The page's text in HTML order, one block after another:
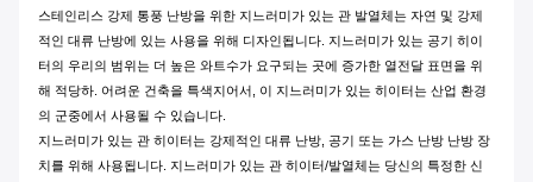
스테인리스 강제 통풍 난방을 위한 지느러미가 있는 관 발열체는 자연 및 강제
적인 대류 난방에 있는 사용을 위해 디자인됩니다. 지느러미가 있는 공기 히이
터의 우리의 범위는 더 높은 와트수가 요구되는 곳에 증가한 열전달 표면을 위
해 적당하. 어려운 건축을 특색지어서, 이 지느러미가 있는 히이터는 산업 환경
의 군중에서 사용될 수 있습니다.
지느러미가 있는 관 히이터는 강제적인 대류 난방, 공기 또는 가스 난방 난방 장
치를 위해 사용됩니다. 지느러미가 있는 관 히이터/발열체는 당신의 특정한 신